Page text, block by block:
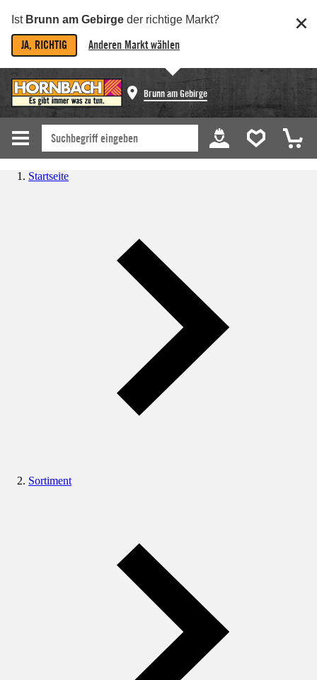
Ist Brunn am Gebirge der richtige Markt?
JA, RICHTIG Anderen Markt wählen
Brunn am Gebirge
Startseite
Sortiment